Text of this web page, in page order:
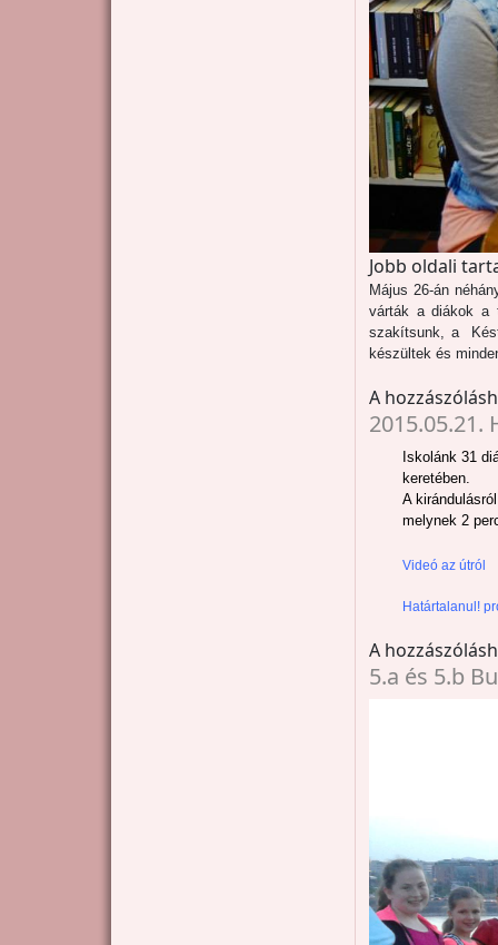
Jobb oldali
Május 26-án
várták a diákok a
szakítsunk, a
készültek és
A
Iskolánk 31
keretében.
A
melynek 2
Videó az útról
Határtalanul!
A
5.a és 5.b